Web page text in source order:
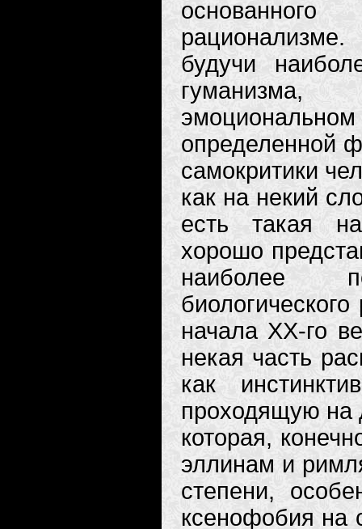
будучи
гуманизма,
определенной
самокритики
как на некий
есть такая
хорошо
наиболее
начала XX-го
некая часть
как
проходящую на
которая,
эллинам и
степени,
ксенофобия на